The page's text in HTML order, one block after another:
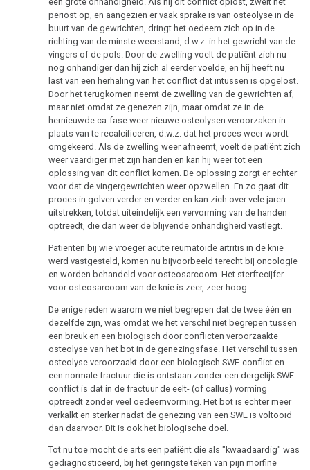
periost op, en aangezien er vaak sprake is van osteolyse in de
buurt van de gewrichten, dringt het oedeem zich op in de
richting van de minste weerstand, d.w.z. in het gewricht van de
vingers of de pols. Door de zwelling voelt de patiënt zich nu
nog onhandiger dan hij zich al eerder voelde, en hij heeft nu
last van een herhaling van het conflict dat intussen is opgelost.
Door het terugkomen neemt de zwelling van de gewrichten af,
maar niet omdat ze genezen zijn, maar omdat ze in de
hernieuwde ca-fase weer nieuwe osteolysen veroorzaken in
plaats van te recalcificeren, d.w.z. dat het proces weer wordt
omgekeerd. Als de zwelling weer afneemt, voelt de patiënt zich
weer vaardiger met zijn handen en kan hij weer tot een
oplossing van dit conflict komen. De oplossing zorgt er echter
voor dat de vingergewrichten weer opzwellen. En zo gaat dit
proces in golven verder en verder en kan zich over vele jaren
uitstrekken, totdat uiteindelijk een vervorming van de handen
optreedt, die dan weer de blijvende onhandigheid vastlegt.
Patiënten bij wie vroeger acute reumatoïde artritis in de knie
werd vastgesteld, komen nu bijvoorbeeld terecht bij oncologie
en worden behandeld voor osteosarcoom. Het sterftecijfer
voor osteosarcoom van de knie is zeer, zeer hoog.
De enige reden waarom we niet begrepen dat de twee één en
dezelfde zijn, was omdat we het verschil niet begrepen tussen
een breuk en een biologisch door conflicten veroorzaakte
osteolyse van het bot in de genezingsfase. Het verschil tussen
osteolyse veroorzaakt door een biologisch SWE-conflict en
een normale fractuur die is ontstaan zonder een dergelijk SWE-
conflict is dat in de fractuur de eelt- (of callus) vorming
optreedt zonder veel oedeemvorming. Het bot is echter meer
verkalkt en sterker nadat de genezing van een SWE is voltooid
dan daarvoor. Dit is ook het biologische doel.
Tot nu toe mocht de arts een patiënt die als "kwaadaardig" was
gediagnosticeerd, bij het geringste teken van pijn morfine